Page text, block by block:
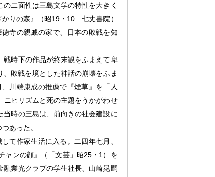
二面性は三島文学の特性を大きく
りの森』（昭19・10 七丈書院）
寺の親戚の家で、日本の敗戦を知
時下の作品が終末観をふまえて卑
敗戦を境とした神話の崩壊をふま
川端康成の推薦で『煙草』を「人
ヒリズムと死の主題をうかがわせ
時の三島は、前向きの社会建設に
あった。
て作家生活に入る。二四年七月、
ャンの顔』（「文芸」昭25・1）を
業光クラブの学生社長、山崎晃嗣